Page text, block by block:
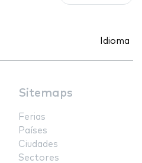
Idioma
Sitemaps
Ferias
Países
Ciudades
Sectores